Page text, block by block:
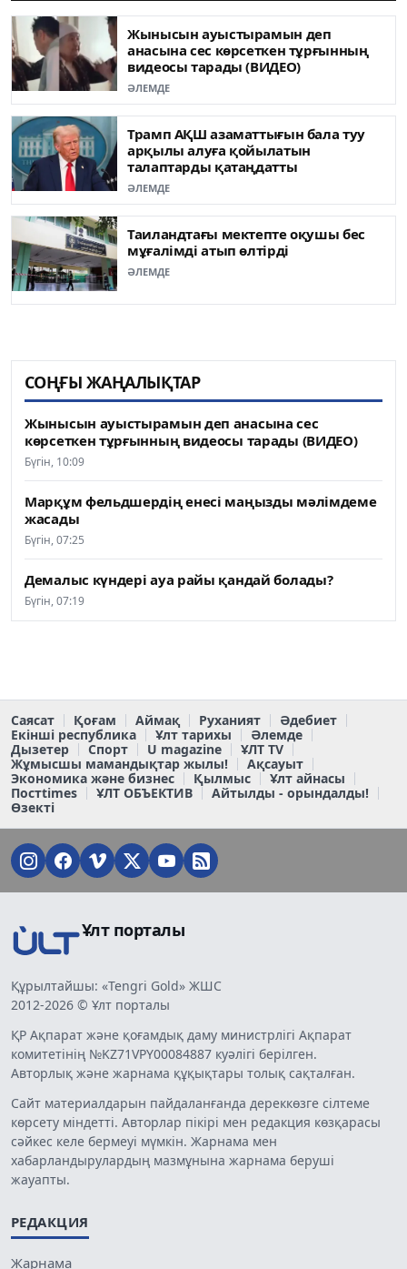
Жынысын ауыстырамын деп
анасына сес көрсеткен тұрғынның
видеосы тарады (ВИДЕО)
ӘЛЕМДЕ
Трамп АҚШ азаматтығын бала туу
арқылы алуға қойылатын
талаптарды қатаңдатты
ӘЛЕМДЕ
Таиландтағы мектепте оқушы бес
мұғалімді атып өлтірді
ӘЛЕМДЕ
СОҢҒЫ ЖАҢАЛЫҚТАР
Жынысын ауыстырамын деп анасына сес
көрсеткен тұрғынның видеосы тарады (ВИДЕО)
Бүгін, 10:09
Марқұм фельдшердің енесі маңызды мәлімдеме
жасады
Бүгін, 07:25
Демалыс күндері ауа райы қандай болады?
Бүгін, 07:19
Саясат Қоғам Аймақ Руханият
Әдебиет
Екінші республика
Ұлт тарихы
Әлемде
Дызетер
Спорт U magazine
ҰЛТ TV
Жұмысшы мамандықтар жылы!
Ақсауыт
Экономика және бизнес
Қылмыс
Ұлт айнасы
Постtimes
ҰЛТ ОБЪЕКТИВ
Айтылды - орындалды!
Өзекті
Ұлт порталы
Құрылтайшы: «Tengri Gold» ЖШС
2012-2026 © Ұлт порталы
ҚР Ақпарат және қоғамдық даму министрлігі Ақпарат
комитетінің №KZ71VPY00084887 куәлігі берілген.
Авторлық және жарнама құқықтары толық сақталған.
Сайт материалдарын пайдаланғанда дереккөзге сілтеме
көрсету міндетті. Авторлар пікірі мен редакция көзқарасы
сәйкес келе бермеуі мүмкін. Жарнама мен
хабарландырулардың мазмұнына жарнама беруші
жауапты.
РЕДАКЦИЯ
Жарнама